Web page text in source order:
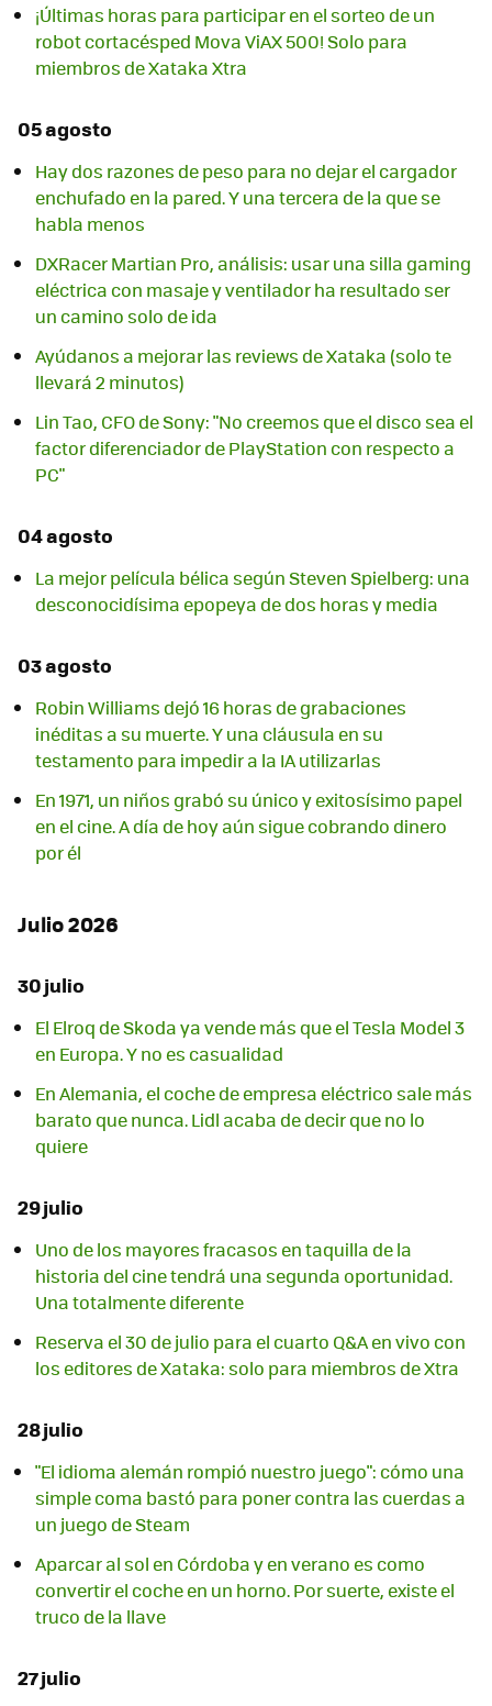
¡Últimas horas para participar en el sorteo de un
robot cortacésped Mova ViAX 500! Solo para
miembros de Xataka Xtra
05 agosto
Hay dos razones de peso para no dejar el cargador
enchufado en la pared. Y una tercera de la que se
habla menos
DXRacer Martian Pro, análisis: usar una silla gaming
eléctrica con masaje y ventilador ha resultado ser
un camino solo de ida
Ayúdanos a mejorar las reviews de Xataka (solo te
llevará 2 minutos)
Lin Tao, CFO de Sony: "No creemos que el disco sea el
factor diferenciador de PlayStation con respecto a
PC"
04 agosto
La mejor película bélica según Steven Spielberg: una
desconocidísima epopeya de dos horas y media
03 agosto
Robin Williams dejó 16 horas de grabaciones
inéditas a su muerte. Y una cláusula en su
testamento para impedir a la IA utilizarlas
En 1971, un niños grabó su único y exitosísimo papel
en el cine. A día de hoy aún sigue cobrando dinero
por él
Julio 2026
30 julio
El Elroq de Skoda ya vende más que el Tesla Model 3
en Europa. Y no es casualidad
En Alemania, el coche de empresa eléctrico sale más
barato que nunca. Lidl acaba de decir que no lo
quiere
29 julio
Uno de los mayores fracasos en taquilla de la
historia del cine tendrá una segunda oportunidad.
Una totalmente diferente
Reserva el 30 de julio para el cuarto Q&A en vivo con
los editores de Xataka: solo para miembros de Xtra
28 julio
"El idioma alemán rompió nuestro juego": cómo una
simple coma bastó para poner contra las cuerdas a
un juego de Steam
Aparcar al sol en Córdoba y en verano es como
convertir el coche en un horno. Por suerte, existe el
truco de la llave
27 julio